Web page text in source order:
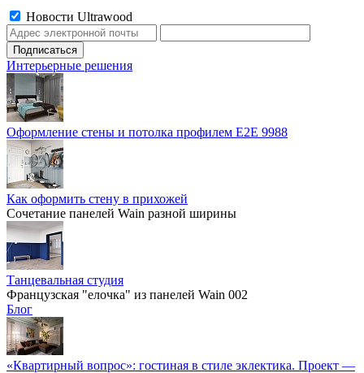
Новости Ultrawood
Интерьерные решения
Оформление стены и потолка профилем E2E 9988
Как оформить стену в прихожей
Сочетание панелей Wain разной ширины
Танцевальная студия
Французская "елочка" из панелей Wain 002
Блог
«Квартирный вопрос»: гостиная в стиле эклектика. Проект —